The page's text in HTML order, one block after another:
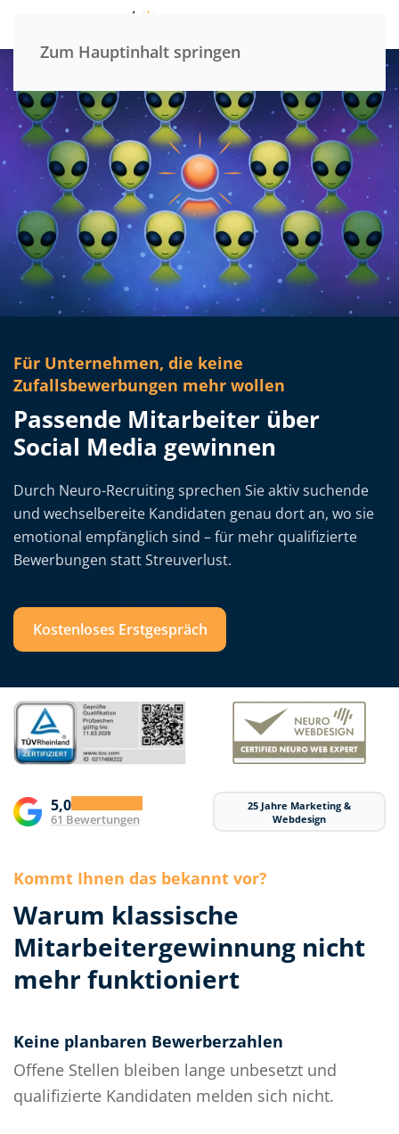
Zum Hauptinhalt springen
Für Unternehmen, die keine
Zufallsbewerbungen mehr wollen
Passende Mitarbeiter über
Social Media gewinnen
Durch Neuro-Recruiting sprechen Sie aktiv suchende
und wechselbereite Kandidaten genau dort an, wo sie
emotional empfänglich sind – für mehr qualifizierte
Bewerbungen statt Streuverlust.
Kostenloses Erstgespräch
5,0
61 Bewertungen
25 Jahre Marketing &
Webdesign
Kommt Ihnen das bekannt vor?
Warum klassische
Mitarbeiter­gewinnung nicht
mehr funktioniert
Keine planbaren Bewerberzahlen
Offene Stellen bleiben lange unbesetzt und
qualifizierte Kandidaten melden sich nicht.